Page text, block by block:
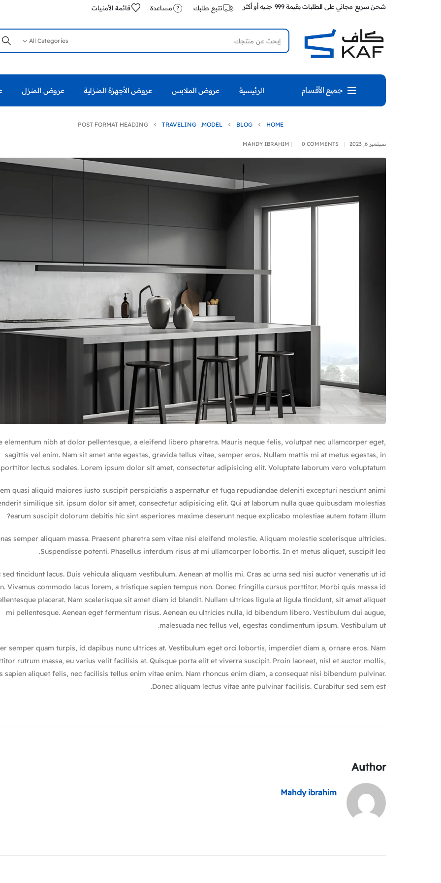
شحن سريع مجاني على الطلبات بقيمة 999 جنيه أو أكثر تتبع طلبك مساعدة قائمة الأمنيات
All Categories
جميع الأقسام الرئيسية عروض الملابس عروض الأجهزة المنزلية عروض المنزل
HOME
BLOG
MODEL
,
TRAVELING
POST FORMAT HEADING
سبتمبر 6, 2023 MAHDY IBRAHIM 0 COMMENTS
elementum nibh at dolor pellentesque, a eleifend libero pharetra. Mauris neque felis, volutpat nec ullamcorper eget,
sagittis vel enim. Nam sit amet ante egestas, gravida tellus vitae, semper eros. Nullam mattis mi at metus egestas, in
porttitor lectus sodales. Lorem ipsum dolor sit amet, consectetur adipisicing elit. Voluptate laborum vero voluptatum.
quasi aliquid maiores iusto suscipit perspiciatis a aspernatur et fuga repudiandae deleniti excepturi nesciunt animi
similique sit. ipsum dolor sit amet, consectetur adipisicing elit. Qui at laborum nulla quae quibusdam molestias
earum suscipit dolorum debitis hic sint asperiores maxime deserunt neque explicabo molestiae autem totam illum?
semper aliquam massa. Praesent pharetra sem vitae nisi eleifend molestie. Aliquam molestie scelerisque ultricies.
Suspendisse potenti. Phasellus interdum risus at mi ullamcorper lobortis. In et metus aliquet, suscipit leo.
sed tincidunt lacus. Duis vehicula aliquam vestibulum. Aenean at mollis mi. Cras ac urna sed nisi auctor venenatis ut id
Vivamus commodo lacus lorem, a tristique sapien tempus non. Donec fringilla cursus porttitor. Morbi quis massa id
placerat. Nam scelerisque sit amet diam id blandit. Nullam ultrices ligula at ligula tincidunt, sit amet aliquet
mi pellentesque. Aenean eget fermentum risus. Aenean eu ultricies nulla, id bibendum libero. Vestibulum dui augue,
malesuada nec tellus vel, egestas condimentum ipsum. Vestibulum ut.
semper quam turpis, id dapibus nunc ultrices at. Vestibulum eget orci lobortis, imperdiet diam a, ornare eros. Nam
rutrum massa, eu varius velit facilisis at. Quisque porta elit et viverra suscipit. Proin laoreet, nisl et auctor mollis,
sapien aliquet felis, nec facilisis tellus enim vitae enim. Nam rhoncus enim diam, a consequat nisi bibendum pulvinar.
Donec aliquam lectus vitae ante pulvinar facilisis. Curabitur sed sem est.
Author
Mahdy ibrahim